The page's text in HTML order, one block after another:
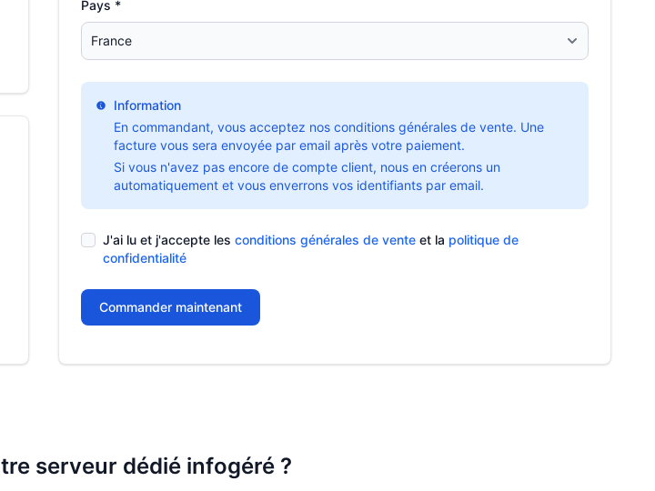
Pays *
Information
En commandant, vous acceptez nos conditions générales de vente. Une
facture vous sera envoyée par email après votre paiement.
Si vous n'avez pas encore de compte client, nous en créerons un
automatiquement et vous enverrons vos identifiants par email.
J'ai lu et j'accepte les conditions générales de vente et la politique de
confidentialité
Commander maintenant
serveur dédié infogéré ?